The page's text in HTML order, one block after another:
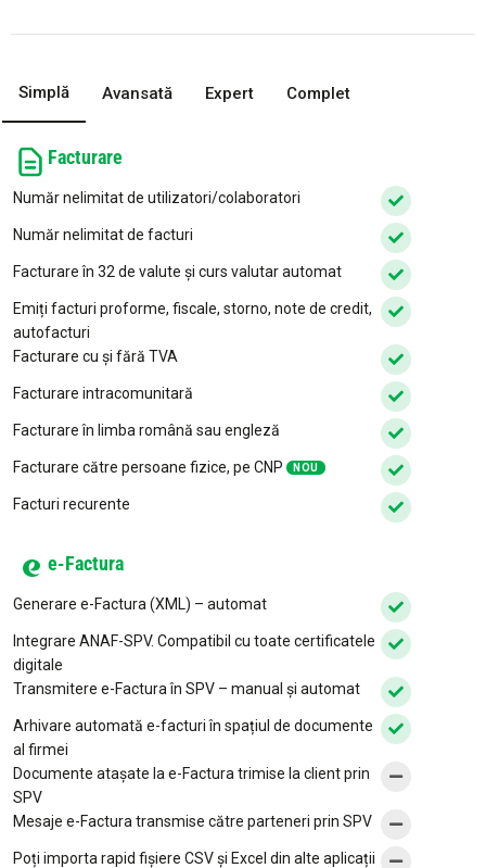
Simplă Avansată Expert Complet
Facturare
Număr nelimitat de utilizatori/colaboratori
Număr nelimitat de facturi
Facturare în 32 de valute și curs valutar automat
Emiți facturi proforme, fiscale, storno, note de credit,
autofacturi
Facturare cu și fără TVA
Facturare intracomunitară
Facturare în limba română sau engleză
Facturare către persoane fizice, pe CNP NOU
Facturi recurente
e-Factura
Generare e-Factura (XML) – automat
Integrare ANAF-SPV. Compatibil cu toate certificatele
digitale
Transmitere e-Factura în SPV – manual și automat
Arhivare automată e-facturi în spațiul de documente
al firmei
Documente atașate la e-Factura trimise la client prin
SPV
Mesaje e-Factura transmise către parteneri prin SPV
Poți importa rapid fișiere CSV și Excel din alte aplicații